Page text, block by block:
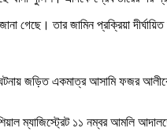
গেছে। তার জামিন প্রক্রিয়া
জড়িত একমাত্র আসামি ফজর
ম্যাজিস্ট্রেট ১১ নম্বর আমলি আদালতে